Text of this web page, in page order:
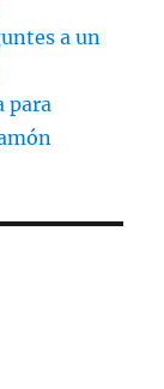
a un
para